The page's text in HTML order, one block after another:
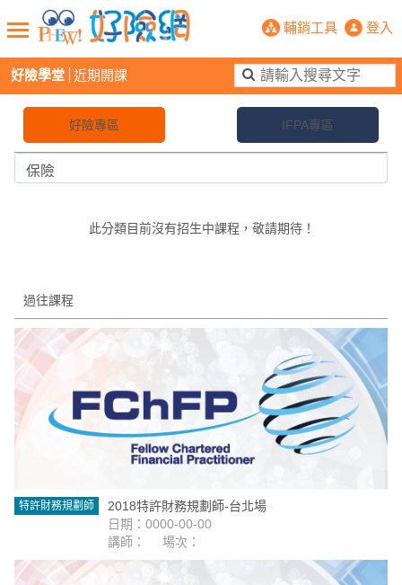
好險學堂 近期開課
PHEW!好險網
輔銷工具 登入
新聞觀點 好險懂生活 好險談健康
退休先準備
好險專區 IFPA專區
此分類目前沒有招生中課程，敬請期待！
過往課程
特許財務規劃師
2018特許財務規劃師-台北場
日期：0000-00-00
講師：
場次：